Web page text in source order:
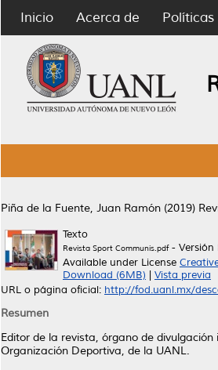
Inicio Acerca de Políticas
Piña de la Fuente, Juan Ramón (2019)
Texto
Revista Sport Communis.pdf- Versión
Available under License
Download (6MB)
Vista previa
URL o página oficial: http://fod.uanl.mx/
Resumen
Editor de la revista, órgano de
Organización Deportiva, de la UANL.